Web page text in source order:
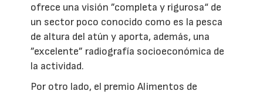
ofrece una visión ”completa y rigurosa“ de
un sector poco conocido como es la pesca
de altura del atún y aporta, además, una
”excelente” radiografía socioeconómica de
la actividad.
Por otro lado, el premio Alimentos de